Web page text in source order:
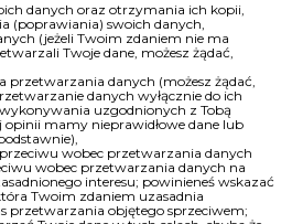
danych oraz otrzymania ich kopii,
(poprawiania) swoich danych,
(jeżeli Twoim zdaniem nie ma
Twoje dane, możesz żądać,
przetwarzania danych (możesz żądać,
danych wyłącznie do ich
uzgodnionych z Tobą
opinii mamy nieprawidłowe dane lub
wobec przetwarzania danych
wobec przetwarzania danych na
interesu; powinieneś wskazać
Twoim zdaniem uzasadnia
przetwarzania objętego sprzeciwem;